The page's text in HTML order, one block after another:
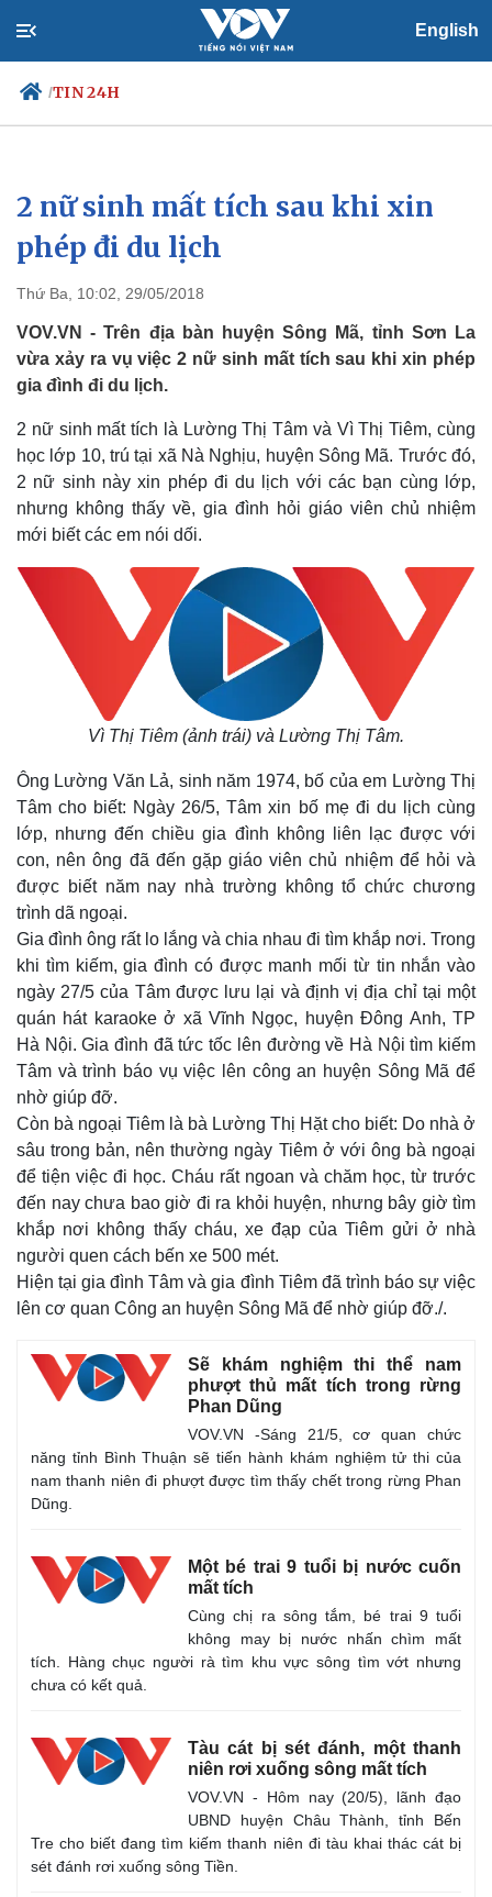
English
/TIN 24H
Chính trị
Đảng
Tổ chức nhân sự
Nhận diện sự thật
Xã hội
Việc làm
Biển đảo
Thế giới
Quan sát
Cuộc sống đó đây
Multimedia
Video
2 nữ sinh mất tích sau khi xin
phép đi du lịch
Thứ Ba, 10:02, 29/05/2018
VOV.VN - Trên địa bàn huyện Sông Mã, tỉnh Sơn La
vừa xảy ra vụ việc 2 nữ sinh mất tích sau khi xin phép
gia đình đi du lịch.
2 nữ sinh mất tích là Lường Thị Tâm và Vì Thị Tiêm, cùng
học lớp 10, trú tại xã Nà Nghịu, huyện Sông Mã. Trước đó,
2 nữ sinh này xin phép đi du lịch với các bạn cùng lớp,
nhưng không thấy về, gia đình hỏi giáo viên chủ nhiệm
mới biết các em nói dối.
Vì Thị Tiêm (ảnh trái) và Lường Thị Tâm.
Ông Lường Văn Lả, sinh năm 1974, bố của em Lường Thị
Tâm cho biết: Ngày 26/5, Tâm xin bố mẹ đi du lịch cùng
lớp, nhưng đến chiều gia đình không liên lạc được với
con, nên ông đã đến gặp giáo viên chủ nhiệm để hỏi và
được biết năm nay nhà trường không tổ chức chương
trình dã ngoại.
Gia đình ông rất lo lắng và chia nhau đi tìm khắp nơi. Trong
khi tìm kiếm, gia đình có được manh mối từ tin nhắn vào
ngày 27/5 của Tâm được lưu lại và định vị địa chỉ tại một
quán hát karaoke ở xã Vĩnh Ngọc, huyện Đông Anh, TP
Hà Nội. Gia đình đã tức tốc lên đường về Hà Nội tìm kiếm
Tâm và trình báo vụ việc lên công an huyện Sông Mã để
nhờ giúp đỡ.
Còn bà ngoại Tiêm là bà Lường Thị Hặt cho biết: Do nhà ở
sâu trong bản, nên thường ngày Tiêm ở với ông bà ngoại
để tiện việc đi học. Cháu rất ngoan và chăm học, từ trước
đến nay chưa bao giờ đi ra khỏi huyện, nhưng bây giờ tìm
khắp nơi không thấy cháu, xe đạp của Tiêm gửi ở nhà
người quen cách bến xe 500 mét.
Hiện tại gia đình Tâm và gia đình Tiêm đã trình báo sự việc
lên cơ quan Công an huyện Sông Mã để nhờ giúp đỡ./.
Sẽ khám nghiệm thi thể nam
phượt thủ mất tích trong rừng
Phan Dũng
VOV.VN -Sáng 21/5, cơ quan chức
năng tỉnh Bình Thuận sẽ tiến hành khám nghiệm tử thi của
nam thanh niên đi phượt được tìm thấy chết trong rừng Phan
Dũng.
Một bé trai 9 tuổi bị nước cuốn
mất tích
Cùng chị ra sông tắm, bé trai 9 tuổi
không may bị nước nhấn chìm mất
tích. Hàng chục người rà tìm khu vực sông tìm vớt nhưng
chưa có kết quả.
Tàu cát bị sét đánh, một thanh
niên rơi xuống sông mất tích
VOV.VN - Hôm nay (20/5), lãnh đạo
UBND huyện Châu Thành, tỉnh Bến
Tre cho biết đang tìm kiếm thanh niên đi tàu khai thác cát bị
sét đánh rơi xuống sông Tiền.